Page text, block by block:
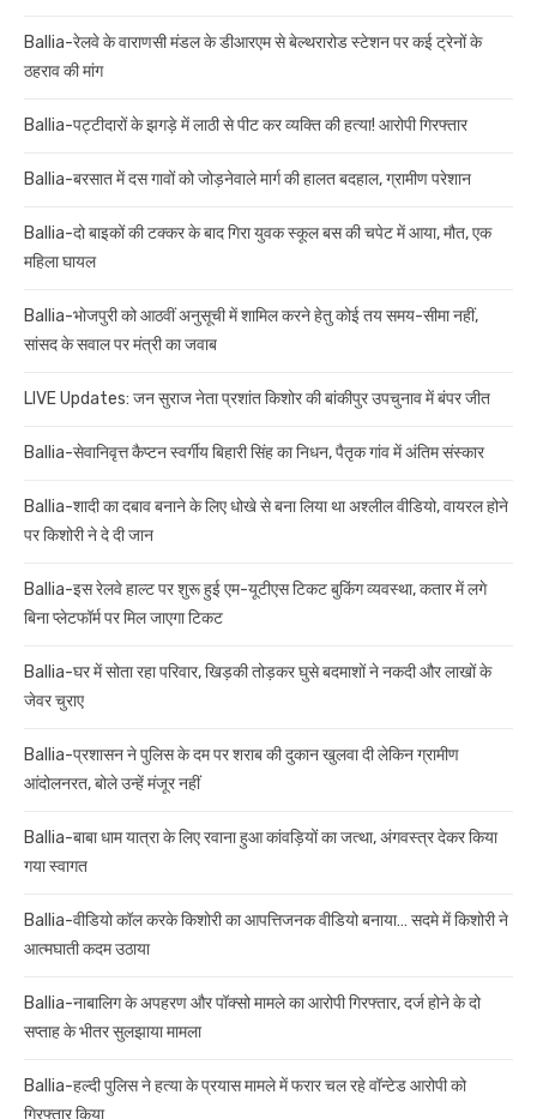
Ballia-रेलवे के वाराणसी मंडल के डीआरएम से बेल्थरारोड स्टेशन पर कई ट्रेनों के
ठहराव की मांग
Ballia-पट्टीदारों के झगड़े में लाठी से पीट कर व्यक्ति की हत्या! आरोपी गिरफ्तार
Ballia-बरसात में दस गावों को जोड़नेवाले मार्ग की हालत बदहाल, ग्रामीण परेशान
Ballia-दो बाइकों की टक्कर के बाद गिरा युवक स्कूल बस की चपेट में आया, मौत, एक
महिला घायल
Ballia-भोजपुरी को आठवीं अनुसूची में शामिल करने हेतु कोई तय समय-सीमा नहीं,
सांसद के सवाल पर मंत्री का जवाब
LIVE Updates: जन सुराज नेता प्रशांत किशोर की बांकीपुर उपचुनाव में बंपर जीत
Ballia-सेवानिवृत्त कैप्टन स्वर्गीय बिहारी सिंह का निधन, पैतृक गांव में अंतिम संस्कार
Ballia-शादी का दबाव बनाने के लिए धोखे से बना लिया था अश्लील वीडियो, वायरल होने
पर किशोरी ने दे दी जान
Ballia-इस रेलवे हाल्ट पर शुरू हुई एम-यूटीएस टिकट बुकिंग व्यवस्था, कतार में लगे
बिना प्लेटफॉर्म पर मिल जाएगा टिकट
Ballia-घर में सोता रहा परिवार, खिड़की तोड़कर घुसे बदमाशों ने नकदी और लाखों के
जेवर चुराए
Ballia-प्रशासन ने पुलिस के दम पर शराब की दुकान खुलवा दी लेकिन ग्रामीण
आंदोलनरत, बोले उन्हें मंजूर नहीं
Ballia-बाबा धाम यात्रा के लिए रवाना हुआ कांवड़ियों का जत्था, अंगवस्त्र देकर किया
गया स्वागत
Ballia-वीडियो कॉल करके किशोरी का आपत्तिजनक वीडियो बनाया… सदमे में किशोरी ने
आत्मघाती कदम उठाया
Ballia-नाबालिग के अपहरण और पॉक्सो मामले का आरोपी गिरफ्तार, दर्ज होने के दो
सप्ताह के भीतर सुलझाया मामला
Ballia-हल्दी पुलिस ने हत्या के प्रयास मामले में फरार चल रहे वॉन्टेड आरोपी को
गिरफ्तार किया